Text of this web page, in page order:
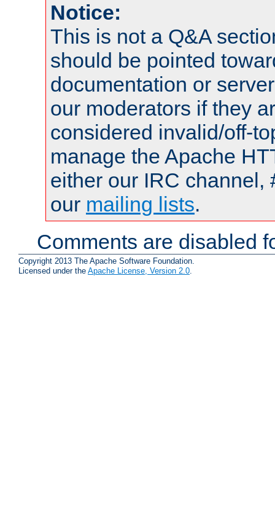
Notice:
This is not a Q&A
should be pointed
documentation or
our moderators if they
considered invalid/off-
manage the Apache
either our IRC channel,
our mailing lists.
Comments are disabled
Copyright 2013 The Apache Software Foundation.
Licensed under the Apache License, Version 2.0.